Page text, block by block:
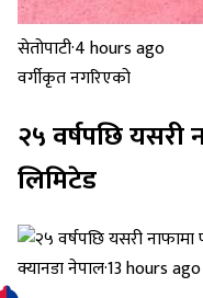
सेतोपाटी·4 hours ago
वर्गीकृत नगरिएको
२५ वर्षपछि यसरी
लिमिटेड
क्यानडा नेपाल·13 hours ago